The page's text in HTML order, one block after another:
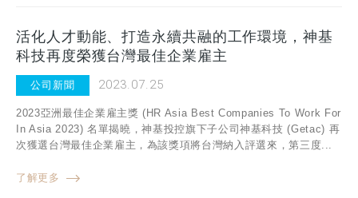
活化人才動能、打造永續共融的工作環境，神基
科技再度榮獲台灣最佳企業雇主
公司新聞 2023.07.25
2023亞洲最佳企業雇主獎 (HR Asia Best Companies To Work For
In Asia 2023) 名單揭曉，神基投控旗下子公司神基科技 (Getac) 再
次獲選台灣最佳企業雇主，為該獎項將台灣納入評選來，第三度...
了解更多